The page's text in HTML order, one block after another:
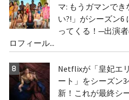
マ: もうガマンでき
い?!」がシーズン6
ってくる！─出演
ロフィール...
Netflixが「皇妃エ
ート」をシーズン3
新！これが最終シ